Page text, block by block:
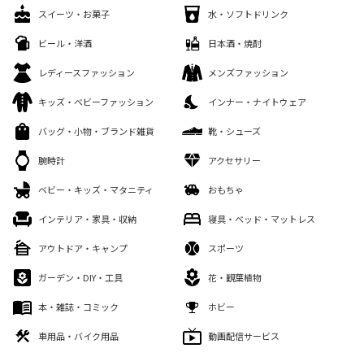
スイーツ・お菓子 水・ソフトドリンク
ビール・洋酒 日本酒・焼酎
レディースファッション メンズファッション
キッズ・ベビーファッション インナー・ナイトウェア
バッグ・小物・ブランド雑貨 靴・シューズ
腕時計 アクセサリー
ベビー・キッズ・マタニティ おもちゃ
インテリア・家具・収納 寝具・ベッド・マットレス
アウトドア・キャンプ スポーツ
ガーデン・DIY・工具 花・観葉植物
本・雑誌・コミック ホビー
車用品・バイク用品 動画配信サービス